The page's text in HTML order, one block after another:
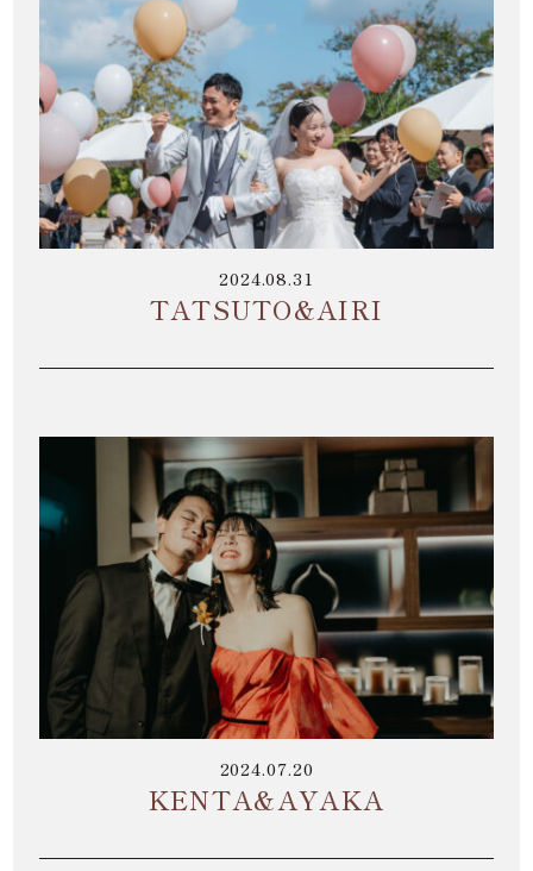
2024.08.31
TATSUTO&AIRI
2024.07.20
KENTA&AYAKA